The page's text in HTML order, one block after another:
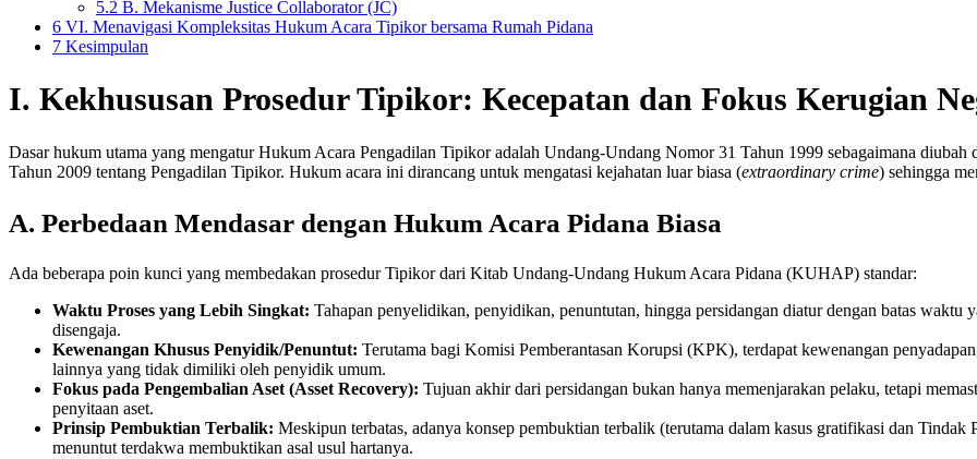
5.2 B. Mekanisme Justice Collaborator (JC)
6 VI. Menavigasi Kompleksitas Hukum Acara Tipikor bersama Rumah Pidana
7 Kesimpulan
I. Kekhususan Prosedur Tipikor: Kecepatan dan Fokus Kerugian
Dasar hukum utama yang mengatur Hukum Acara Pengadilan Tipikor adalah Undang-Undang Nomor 31 Tahun 1999 sebagaimana
Tahun 2009 tentang Pengadilan Tipikor. Hukum acara ini dirancang untuk mengatasi kejahatan luar biasa (extraordinary crime) sehingga
A. Perbedaan Mendasar dengan Hukum Acara Pidana Biasa
Ada beberapa poin kunci yang membedakan prosedur Tipikor dari Kitab Undang-Undang Hukum Acara Pidana (KUHAP) standar:
Waktu Proses yang Lebih Singkat: Tahapan penyelidikan, penyidikan, penuntutan, hingga persidangan diatur dengan batas
disengaja.
Kewenangan Khusus Penyidik/Penuntut: Terutama bagi Komisi Pemberantasan Korupsi (KPK), terdapat kewenangan
lainnya yang tidak dimiliki oleh penyidik umum.
Fokus pada Pengembalian Aset (Asset Recovery): Tujuan akhir dari persidangan bukan hanya memenjarakan pelaku, tetapi
penyitaan aset.
Prinsip Pembuktian Terbalik: Meskipun terbatas, adanya konsep pembuktian terbalik (terutama dalam kasus gratifikasi dan
menuntut terdakwa membuktikan asal usul hartanya.